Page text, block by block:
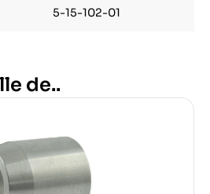
5-15-102-01
de..